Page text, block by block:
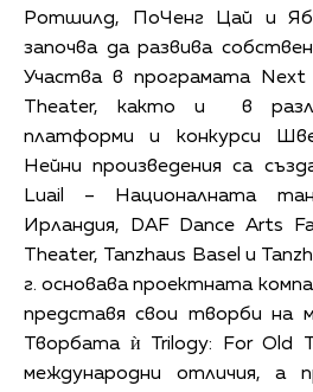
Ротшилд, ПоЧенг Цай и
започва да развива
Участва в програмата
Theater, както и в
платформи и конкурси
Нейни произведения са
Luail – Националната
Ирландия, DAF Dance Arts
Theater, Tanzhaus Basel и
г. основава проектната
представя свои творби на
Творбата ѝ Trilogy: For Old
международни отличия, а